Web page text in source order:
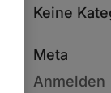
Keine
Meta
Anmelden